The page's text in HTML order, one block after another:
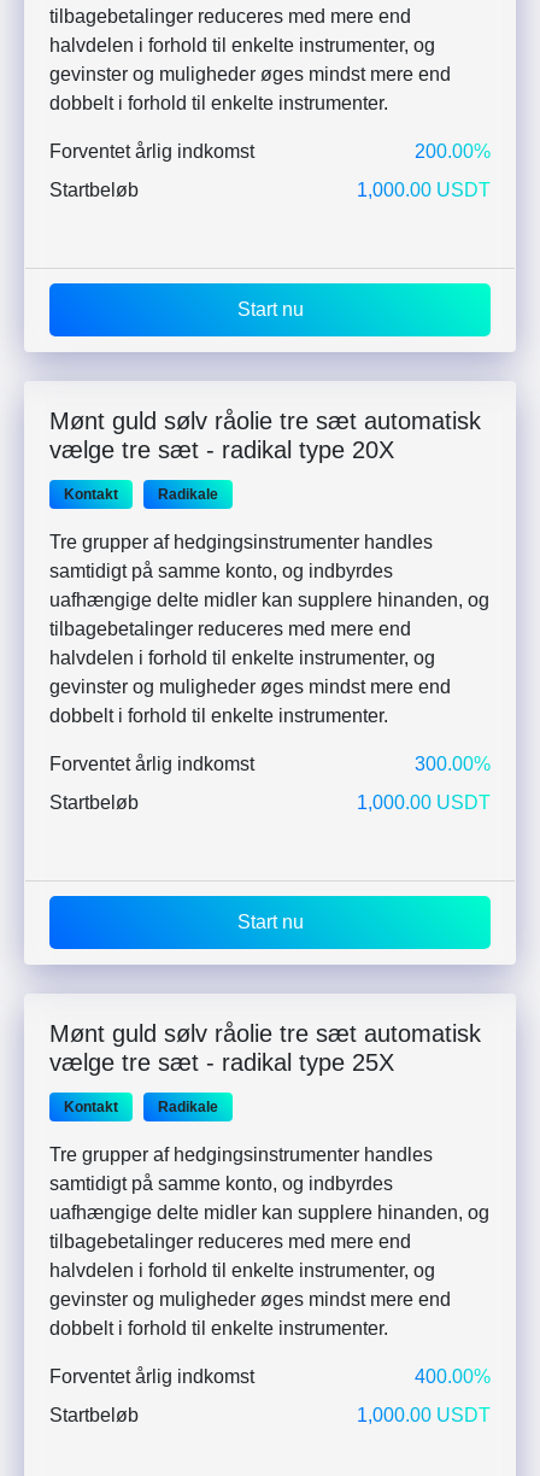
tilbagebetalinger reduceres med mere end
halvdelen i forhold til enkelte instrumenter, og
gevinster og muligheder øges mindst mere end
dobbelt i forhold til enkelte instrumenter.
Forventet årlig indkomst
200.00%
Startbeløb
1,000.00 USDT
Start nu
Mønt guld sølv råolie tre sæt automatisk
vælge tre sæt - radikal type 20X
Kontakt Radikale
Tre grupper af hedgingsinstrumenter handles
samtidigt på samme konto, og indbyrdes
uafhængige delte midler kan supplere hinanden, og
tilbagebetalinger reduceres med mere end
halvdelen i forhold til enkelte instrumenter, og
gevinster og muligheder øges mindst mere end
dobbelt i forhold til enkelte instrumenter.
Forventet årlig indkomst
300.00%
Startbeløb
1,000.00 USDT
Start nu
Mønt guld sølv råolie tre sæt automatisk
vælge tre sæt - radikal type 25X
Kontakt Radikale
Tre grupper af hedgingsinstrumenter handles
samtidigt på samme konto, og indbyrdes
uafhængige delte midler kan supplere hinanden, og
tilbagebetalinger reduceres med mere end
halvdelen i forhold til enkelte instrumenter, og
gevinster og muligheder øges mindst mere end
dobbelt i forhold til enkelte instrumenter.
Forventet årlig indkomst
400.00%
Startbeløb
1,000.00 USDT